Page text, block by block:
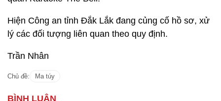
Hiện Công an tỉnh Đắk Lắk đang củng cố hồ sơ, xử
lý các đối tượng liên quan theo quy định.
Trần Nhân
Chủ đề: Ma túy